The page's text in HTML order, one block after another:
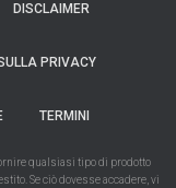
DISCLAIMER
PRIVACY
TERMINI
qualsiasi tipo di prodotto
Se ciò dovesse accadere, vi